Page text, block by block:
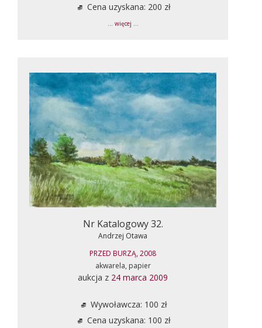
Cena uzyskana: 200 zł
... więcej ...
Nr Katalogowy 32.
Andrzej Otawa
PRZED BURZĄ, 2008
akwarela, papier
aukcja z 24 marca 2009
Wywoławcza: 100 zł
Cena uzyskana: 100 zł